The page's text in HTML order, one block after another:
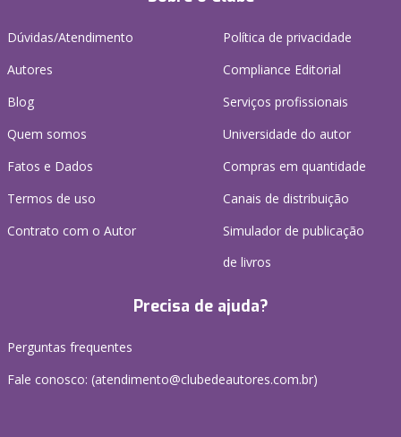
Dúvidas/Atendimento
Autores
Blog
Quem somos
Fatos e Dados
Termos de uso
Contrato com o Autor
Política de privacidade
Compliance Editorial
Serviços profissionais
Universidade do autor
Compras em quantidade
Canais de distribuição
Simulador de publicação
de livros
Precisa de ajuda?
Perguntas frequentes
Fale conosco: (atendimento@clubedeautores.com.br)